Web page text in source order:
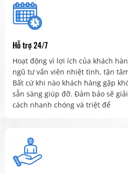
Hỗ trợ 24/7
Hoạt động vì lợi ích của khách
ngũ tư vấn viên nhiệt tình, tận
Bất cứ khi nào khách hàng gặp
sẵn sàng giúp đỡ. Đảm bảo sẽ
cách nhanh chóng và triệt để